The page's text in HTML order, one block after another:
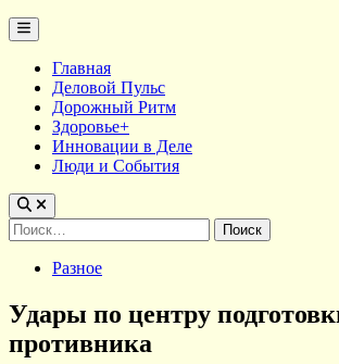
Main
Menu
Главная
Деловой Пульс
Дорожный Ритм
Здоровье+
Инновации в Деле
Люди и События
Найти:
PostedРазное
Удары по центру
противника